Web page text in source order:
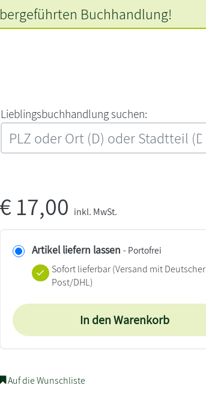
L‍i‍e‍b‍l‍i‍n‍g‍s‍b‍u‍c‍h‍h‍a‍n‍d‍l‍u‍n‍g‍ ‍s‍u‍c‍h‍e‍n‍:‍
Buchhandlung!
€17,00 inkl. MwSt.
Artikel liefern lassen - Portofrei
Sofort lieferbar(Versand mit Deutscher
Post/DHL)
In den Warenkorb
Auf die Wunschliste